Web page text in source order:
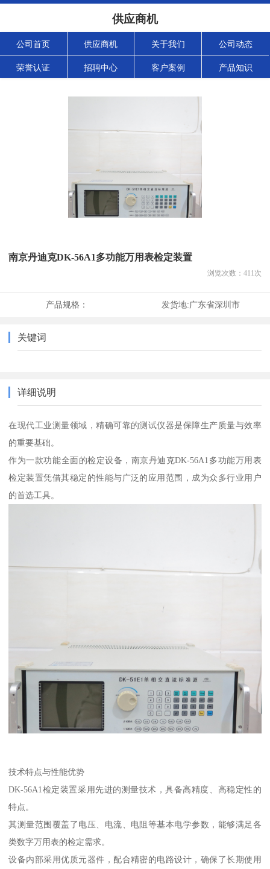
供应商机
公司首页 供应商机 关于我们 公司动态
荣誉认证 招聘中心 客户案例 产品知识
南京丹迪克DK-56A1多功能万用表检定装置
浏览次数： 411次
产品规格： 发货地:广东省深圳市
关键词
详细说明
在现代工业测量领域，精确可靠的测试仪器是保障生产质量与效率
的重要基础。
作为一款功能全面的检定设备，南京丹迪克DK-56A1多功能万用表
检定装置凭借其稳定的性能与广泛的应用范围，成为众多行业用户
的首选工具。
技术特点与性能优势
DK-56A1检定装置采用先进的测量技术，具备高精度、高稳定性的
特点。
其测量范围覆盖了电压、电流、电阻等基本电学参数，能够满足各
类数字万用表的检定需求。
设备内部采用优质元器件，配合精密的电路设计，确保了长期使用